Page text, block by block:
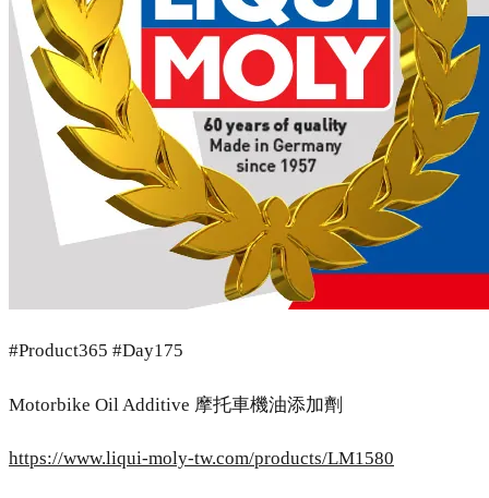
#Product365 #Day175
Motorbike Oil Additive 摩托車機油添加劑
https://www.liqui-moly-tw.com/products/LM1580